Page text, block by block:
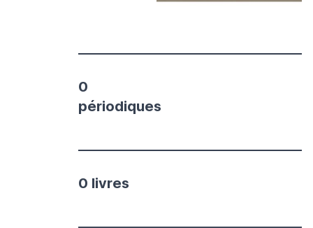
0
périodiques
0 livres